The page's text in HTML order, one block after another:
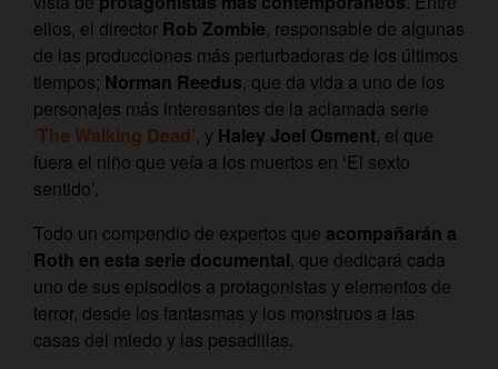
ellos, el director Rob Zombie, responsable de algunas
de las producciones más perturbadoras de los últimos
tiempos; Norman Reedus, que da vida a uno de los
personajes más interesantes de la aclamada serie
‘The Walking Dead’, y Haley Joel Osment, el que
fuera el niño que veía a los muertos en ‘El sexto
sentido’.
Todo un compendio de expertos que acompañarán a
Roth en esta serie documental, que dedicará cada
uno de sus episodios a protagonistas y elementos de
terror, desde los fantasmas y los monstruos a las
casas del miedo y las pesadillas.